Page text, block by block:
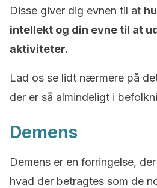
Disse giver dig evnen til at
intellekt og din evne til at
aktiviteter.
Lad os se lidt nærmere på
der er så almindeligt i
Demens
Demens er en forringelse,
hvad der betragtes som de